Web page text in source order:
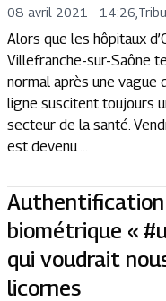
08 avril 2021 - 14:26
Alors que les hôpitaux
Villefranche-sur-Saône
normal après une vague
ligne suscitent toujours
secteur de la santé.
est devenu ...
Authentification
biométrique «
qui voudrait
licornes